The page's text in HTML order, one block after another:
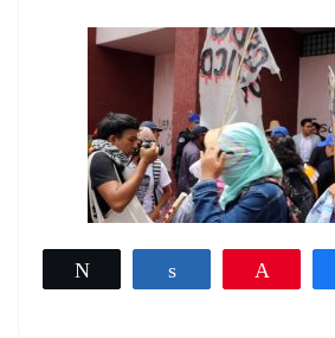
Compartir